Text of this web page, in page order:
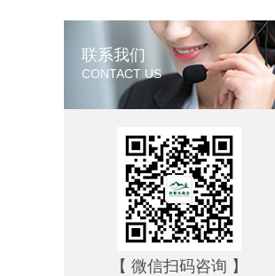
联系我们
CONTACT US
【 微信扫码咨询 】